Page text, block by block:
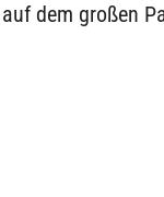
dem großen